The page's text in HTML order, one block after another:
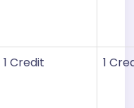
1 Credit 1